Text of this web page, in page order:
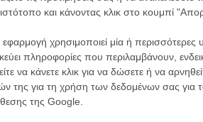
και κάνοντας κλικ στο κουμπί
χρησιμοποιεί μία ή περισσότερες
πληροφορίες που περιλαμβάνουν,
να κάνετε κλικ για να δώσετε ή να
της για τη χρήση των δεδομένων σας
της Google.
L’ Affaire
Ζαν-Πολ
| διαγωνισμοί
ΕΓΓΡΑΦΗ